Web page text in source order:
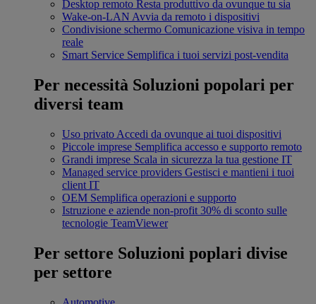
Desktop remoto Resta produttivo da ovunque tu sia
Wake-on-LAN Avvia da remoto i dispositivi
Condivisione schermo Comunicazione visiva in tempo
reale
Smart Service Semplifica i tuoi servizi post-vendita
Per necessità Soluzioni popolari per
diversi team
Uso privato Accedi da ovunque ai tuoi dispositivi
Piccole imprese Semplifica accesso e supporto remoto
Grandi imprese Scala in sicurezza la tua gestione IT
Managed service providers Gestisci e mantieni i tuoi
client IT
OEM Semplifica operazioni e supporto
Istruzione e aziende non-profit 30% di sconto sulle
tecnologie TeamViewer
Per settore Soluzioni poplari divise
per settore